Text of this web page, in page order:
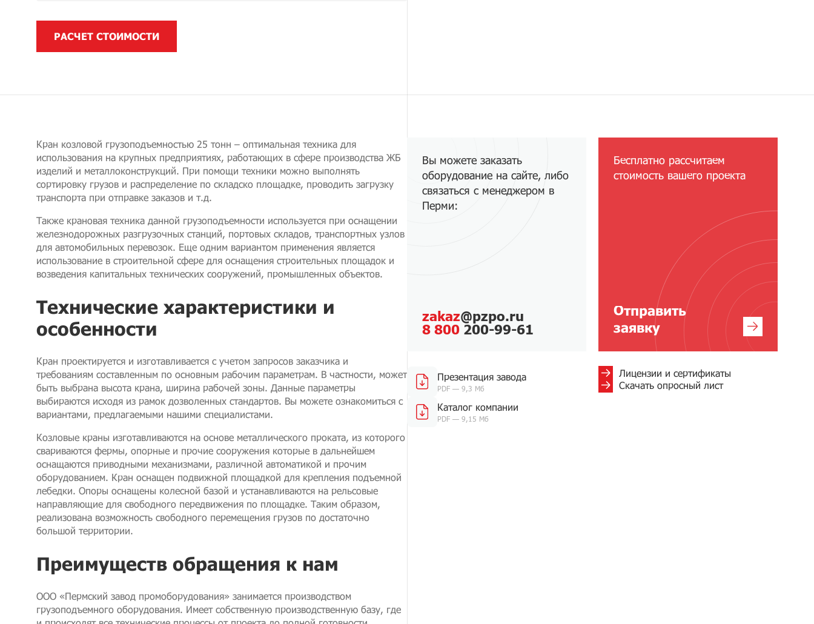
РАСЧЕТ СТОИМОСТИ
Кран козловой грузоподъемностью 25 тонн – оптимальная техника для
использования на крупных предприятиях, работающих в сфере производства ЖБ
изделий и металлоконструкций. При помощи техники можно выполнять
сортировку грузов и распределение по складско площадке, проводить загрузку
транспорта при отправке заказов и т.д.
Также крановая техника данной грузоподъемности используется при оснащении
железнодорожных разгрузочных станций, портовых складов, транспортных узлов
для автомобильных перевозок. Еще одним вариантом применения является
использование в строительной сфере для оснащения строительных площадок и
возведения капитальных технических сооружений, промышленных объектов.
Технические характеристики и
особенности
Кран проектируется и изготавливается с учетом запросов заказчика и
требованиям составленным по основным рабочим параметрам. В частности, может
быть выбрана высота крана, ширина рабочей зоны. Данные параметры
выбираются исходя из рамок дозволенных стандартов. Вы можете ознакомиться с
вариантами, предлагаемыми нашими специалистами.
Козловые краны изготавливаются на основе металлического проката, из которого
свариваются фермы, опорные и прочие сооружения которые в дальнейшем
оснащаются приводными механизмами, различной автоматикой и прочим
оборудованием. Кран оснащен подвижной площадкой для крепления подъемной
лебедки. Опоры оснащены колесной базой и устанавливаются на рельсовые
направляющие для свободного передвижения по площадке. Таким образом,
реализована возможность свободного перемещения грузов по достаточно
большой территории.
Преимуществ обращения к нам
ООО «Пермский завод промоборудования» занимается производством
грузоподъемного оборудования. Имеет собственную производственную базу, где
Вы можете заказать
оборудование на сайте, либо
связаться с менеджером в
Перми:
zakaz@pzpo.ru
8 800 200-99-61
Презентация завода
PDF — 9,3 Мб
Каталог компании
PDF — 9,15 Мб
Бесплатно рассчитаем
стоимость вашего проекта
Отправить
заявку
Лицензии и сертификаты
Скачать опросный лист